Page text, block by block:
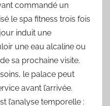
commandé un
le spa fitness trois fois
induit une
une eau alcaline ou
sa prochaine visite.
le palace peut
avant l’arrivée.
l’analyse temporelle :